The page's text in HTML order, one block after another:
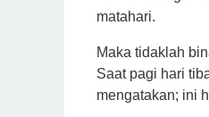
matahari.
Maka tidaklah
Saat pagi hari
mengatakan; ini